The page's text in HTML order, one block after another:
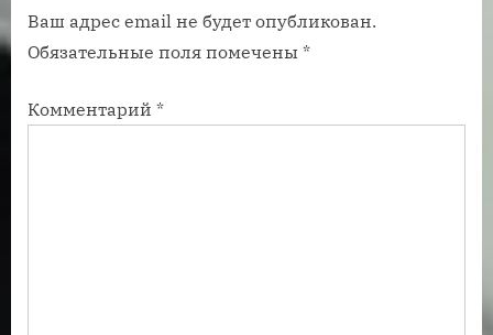
п
и
ь
п
и
ь
Ваш адрес email не будет опубликован.
Обязательные поля помечены *
Комментарий *